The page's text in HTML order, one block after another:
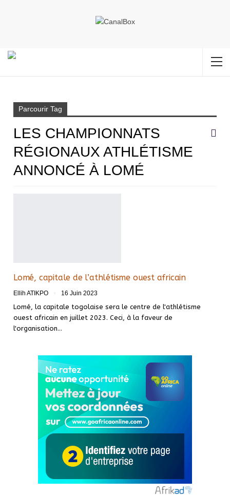
Parcourir Tag
LES CHAMPIONNATS
RÉGIONAUX ATHLÉTISME
ANNONCÉ À LOMÉ
Lomé, capitale de l’athlétisme ouest africain
Ellih ATIKPO 16 Juin 2023
Lomé, la capitale togolaise sera le centre de l'athlétisme
ouest africain en juillet 2023. Ceci, à la faveur de
l'organisation…